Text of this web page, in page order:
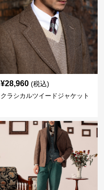
¥28,960 (税込)
クラシカルツイードジャケット